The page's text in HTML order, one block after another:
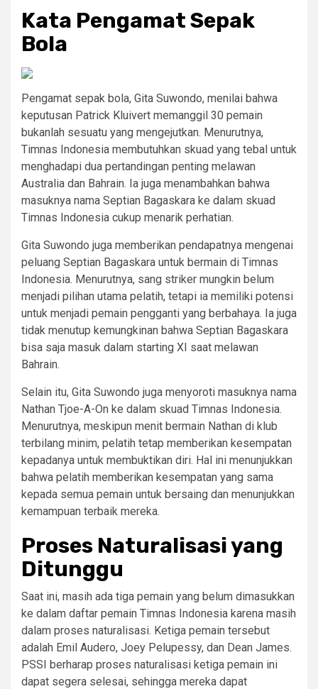
Kata Pengamat Sepak
Bola
Pengamat sepak bola, Gita Suwondo, menilai bahwa
keputusan Patrick Kluivert memanggil 30 pemain
bukanlah sesuatu yang mengejutkan. Menurutnya,
Timnas Indonesia membutuhkan skuad yang tebal untuk
menghadapi dua pertandingan penting melawan
Australia dan Bahrain. Ia juga menambahkan bahwa
masuknya nama Septian Bagaskara ke dalam skuad
Timnas Indonesia cukup menarik perhatian.
Gita Suwondo juga memberikan pendapatnya mengenai
peluang Septian Bagaskara untuk bermain di Timnas
Indonesia. Menurutnya, sang striker mungkin belum
menjadi pilihan utama pelatih, tetapi ia memiliki potensi
untuk menjadi pemain pengganti yang berbahaya. Ia juga
tidak menutup kemungkinan bahwa Septian Bagaskara
bisa saja masuk dalam starting XI saat melawan
Bahrain.
Selain itu, Gita Suwondo juga menyoroti masuknya nama
Nathan Tjoe-A-On ke dalam skuad Timnas Indonesia.
Menurutnya, meskipun menit bermain Nathan di klub
terbilang minim, pelatih tetap memberikan kesempatan
kepadanya untuk membuktikan diri. Hal ini menunjukkan
bahwa pelatih memberikan kesempatan yang sama
kepada semua pemain untuk bersaing dan menunjukkan
kemampuan terbaik mereka.
Proses Naturalisasi yang
Ditunggu
Saat ini, masih ada tiga pemain yang belum dimasukkan
ke dalam daftar pemain Timnas Indonesia karena masih
dalam proses naturalisasi. Ketiga pemain tersebut
adalah Emil Audero, Joey Pelupessy, dan Dean James.
PSSI berharap proses naturalisasi ketiga pemain ini
dapat segera selesai, sehingga mereka dapat